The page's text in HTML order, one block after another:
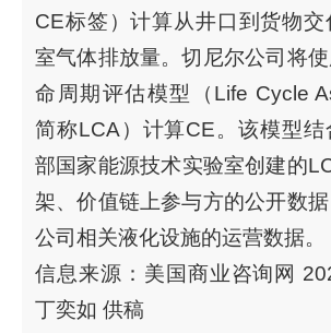
CE标签）计算从井口到货物交
室气体排放量。切尼尔公司将
命周期评估模型（Life Cycle
简称LCA）计算CE。该模型
部国家能源技术实验室创建的
架、价值链上参与方的公开数
公司相关液化设施的运营数据。
信息来源：美国商业咨询网
丁奕如 供稿